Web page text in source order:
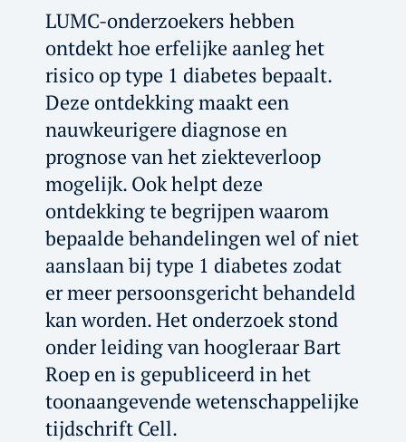
LUMC-onderzoekers hebben
ontdekt hoe erfelijke aanleg het
risico op type 1 diabetes bepaalt.
Deze ontdekking maakt een
nauwkeurigere diagnose en
prognose van het ziekteverloop
mogelijk. Ook helpt deze
ontdekking te begrijpen waarom
bepaalde behandelingen wel of niet
aanslaan bij type 1 diabetes zodat
er meer persoonsgericht behandeld
kan worden. Het onderzoek stond
onder leiding van hoogleraar Bart
Roep en is gepubliceerd in het
toonaangevende wetenschappelijke
tijdschrift Cell.